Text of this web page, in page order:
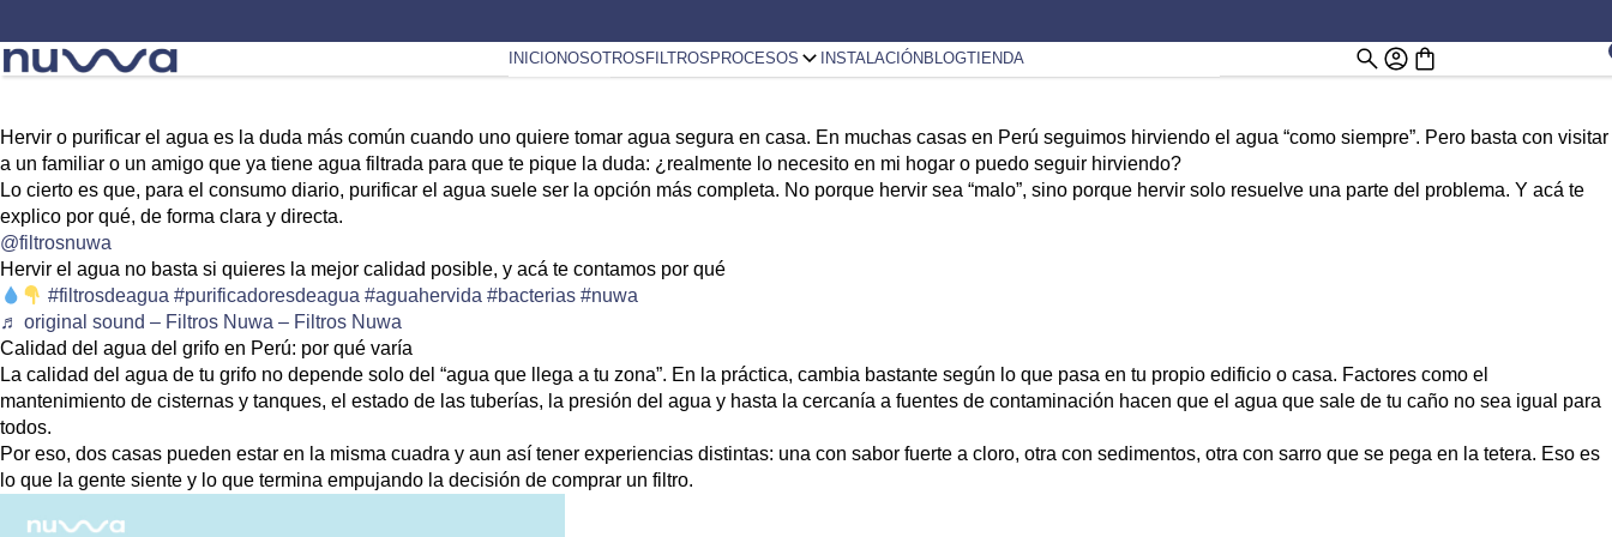
INICIONOSOTROS FILTROS PROCESOS INSTALACIÓN BLOGTIENDA
Hervir o purificar el agua es la duda más común cuando uno quiere tomar agua segura en casa. En muchas casas en Perú seguimos hirviendo el agua “como siempre”. Pero basta con visitar
a un familiar o un amigo que ya tiene agua filtrada para que te pique la duda: ¿realmente lo necesito en mi hogar o puedo seguir hirviendo?
Lo cierto es que, para el consumo diario, purificar el agua suele ser la opción más completa. No porque hervir sea “malo”, sino porque hervir solo resuelve una parte del problema. Y acá te
explico por qué, de forma clara y directa.
@filtrosnuwa
Hervir el agua no basta si quieres la mejor calidad posible, y acá te contamos por qué
#filtrosdeagua #purificadoresdeagua #aguahervida #bacterias #nuwa
♬ original sound – Filtros Nuwa – Filtros Nuwa
Calidad del agua del grifo en Perú: por qué varía
La calidad del agua de tu grifo no depende solo del “agua que llega a tu zona”. En la práctica, cambia bastante según lo que pasa en tu propio edificio o casa. Factores como el
mantenimiento de cisternas y tanques, el estado de las tuberías, la presión del agua y hasta la cercanía a fuentes de contaminación hacen que el agua que sale de tu caño no sea igual para
todos.
Por eso, dos casas pueden estar en la misma cuadra y aun así tener experiencias distintas: una con sabor fuerte a cloro, otra con sedimentos, otra con sarro que se pega en la tetera. Eso es
lo que la gente siente y lo que termina empujando la decisión de comprar un filtro.